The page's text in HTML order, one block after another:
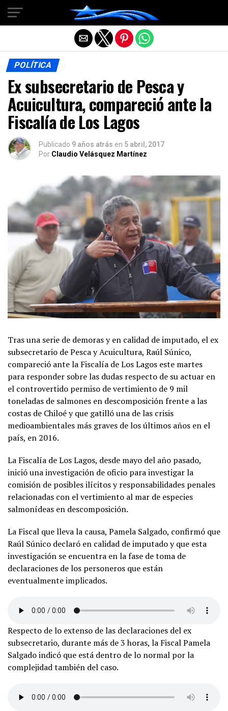
POLÍTICA
Ex subsecretario de Pesca y
Acuicultura, compareció ante la
Fiscalía de Los Lagos
Publicado 9 años atrás en 5 abril, 2017
Por Claudio Velásquez Martínez
Tras una serie de demoras y en calidad de imputado, el ex
subsecretario de Pesca y Acuicultura, Raúl Súnico,
compareció ante la Fiscalía de Los Lagos este martes
para responder sobre las dudas respecto de su actuar en
el controvertido permiso de vertimiento de 9 mil
toneladas de salmones en descomposición frente a las
costas de Chiloé y que gatilló una de las crisis
medioambientales más graves de los últimos años en el
país, en 2016.
La Fiscalía de Los Lagos, desde mayo del año pasado,
inició una investigación de oficio para investigar la
comisión de posibles ilícitos y responsabilidades penales
relacionadas con el vertimiento al mar de especies
salmonídeas en descomposición.
La Fiscal que lleva la causa, Pamela Salgado, confirmó que
Raúl Súnico declaró en calidad de imputado y que esta
investigación se encuentra en la fase de toma de
declaraciones de los personeros que están
eventualmente implicados.
Respecto de lo extenso de las declaraciones del ex
subsecretario, durante más de 3 horas, la Fiscal Pamela
Salgado indicó que está dentro de lo normal por la
complejidad también del caso.
Salir de la versión móvil